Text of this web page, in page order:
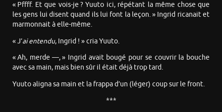
« Pffff. Et que vois-je ? Yuuto ici, répétant la même chose que
les gens lui disent quand ils lui font la leçon. » Ingrid ricanait et
marmonnait à elle-même.
« J’ai entendu, Ingrid ! » cria Yuuto.
« Ah, merde —, » Ingrid avait bougé pour se couvrir la bouche
avec sa main, mais bien sûr il était déjà trop tard.
Yuuto aligna sa main et la frappa d’un (léger) coup sur le front.
***